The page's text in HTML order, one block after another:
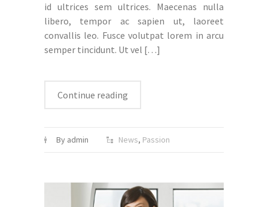
id ultrices sem ultrices. Maecenas nulla
libero, tempor ac sapien ut, laoreet
convallis leo. Fusce volutpat lorem in arcu
semper tincidunt. Ut vel […]
Continue reading
By admin News, Passion